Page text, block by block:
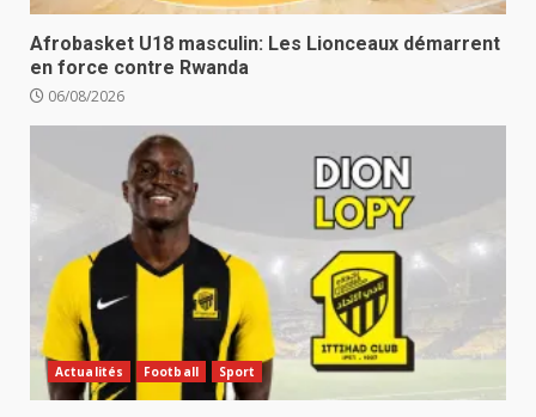
Afrobasket U18 masculin: Les Lionceaux démarrent
en force contre Rwanda
06/08/2026
Actualités Football Sport